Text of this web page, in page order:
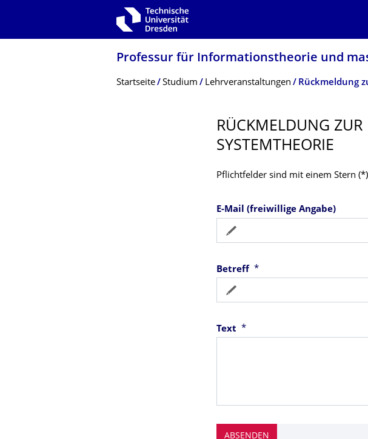
Zur Hauptnavigation springen
Professur für Informationstheo­rie und
Breadcrumb-Menü
Startseite Studium Lehrveranstaltungen Rückmeldung
RÜCKMELDUNG ZUR
SYSTEMTHEORIE
Pflichtfelder sind mit einem Stern
E-Mail (freiwillige Angabe)
Betreff *
Text *